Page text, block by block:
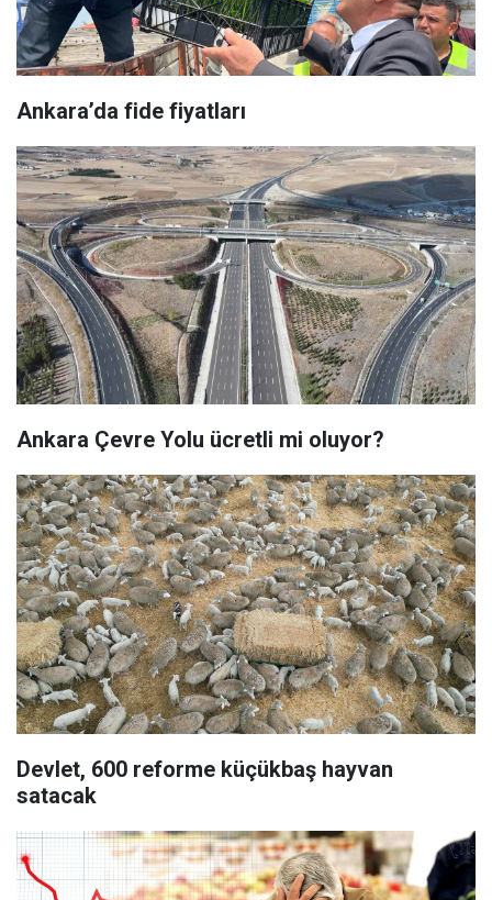
Ankara’da fide fiyatları
Ankara Çevre Yolu ücretli mi oluyor?
Devlet, 600 reforme küçükbaş hayvan
satacak